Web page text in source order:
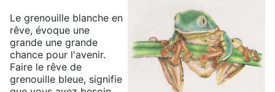
Le grenouille blanche en
rêve, évoque une
grande une grande
chance pour l'avenir.
Faire le rêve de
grenouille bleue, signifie